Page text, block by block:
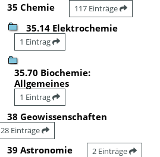
35 Chemie 117 Einträge
35.14 Elektrochemie
1 Eintrag
35.70 Biochemie:
Allgemeines
1 Eintrag
38 Geowissenschaften
28 Einträge
39 Astronomie 2 Einträge